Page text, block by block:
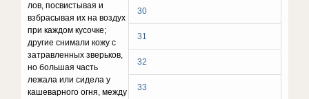
30
31
32
33
лов, посвистывая и
взбрасывая их на воздух
при каждом кусочке;
другие снимали кожу с
затравленных зверьков,
но большая часть
лежала или сидела у
кашеварного огня, между